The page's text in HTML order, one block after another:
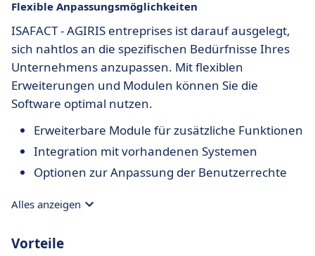
Flexible Anpassungsmöglichkeiten
ISAFACT - AGIRIS entreprises ist darauf ausgelegt,
sich nahtlos an die spezifischen Bedürfnisse Ihres
Unternehmens anzupassen. Mit flexiblen
Erweiterungen und Modulen können Sie die
Software optimal nutzen.
Erweiterbare Module für zusätzliche Funktionen
Integration mit vorhandenen Systemen
Optionen zur Anpassung der Benutzerrechte
Alles anzeigen
Vorteile